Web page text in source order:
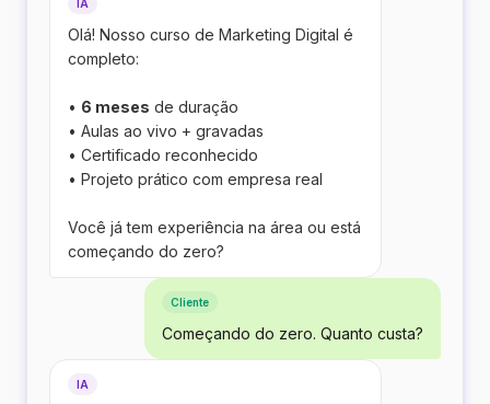
IA
Olá! Nosso curso de Marketing Digital é
completo:
• 6 meses de duração
• Aulas ao vivo + gravadas
• Certificado reconhecido
• Projeto prático com empresa real
Você já tem experiência na área ou está
começando do zero?
Cliente
Começando do zero. Quanto custa?
IA